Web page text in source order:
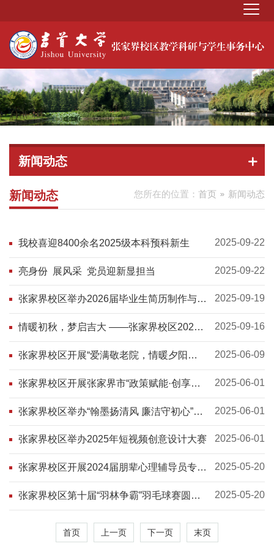
新闻动态
您所在的位置： 首页 新闻动态
新闻动态
我校喜迎8400余名2025级本科预科新生 2025-09-22
亮身份 展风采 党员迎新显担当 2025-09-22
张家界校区举办2026届毕业生简历制作与面
试指导专题讲座
2025-09-19
情暖初秋，梦启吉大 ——张家界校区2025
年研究生迎新活动圆满完成
2025-09-16
张家界校区开展“爱满敬老院，情暖夕阳
红”志愿服务活动
2025-06-09
张家界校区开展张家界市“政策赋能·创享未
来”进高校政策宣讲活动
2025-06-01
张家界校区举办“翰墨扬清风 廉洁守初心”书
法技能大赛
2025-06-01
张家界校区举办2025年短视频创意设计大赛 2025-06-01
张家界校区开展2024届朋辈心理辅导员专题
培训讲座
2025-05-20
张家界校区第十届“羽林争霸”羽毛球赛圆满
落幕
2025-05-20
首页 上一页 下一页 末页